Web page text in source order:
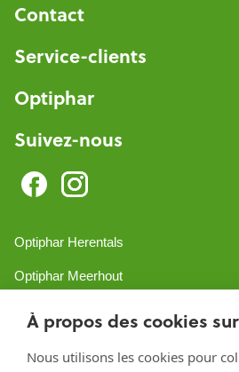
À propos des cookies
Nous utilisons les cookies pour
Contact
Service-clients
Optiphar
Suivez-nous
Optiphar Herentals
Optiphar Meerhout
Optiphar Geel - Dr. van de Perrestraat